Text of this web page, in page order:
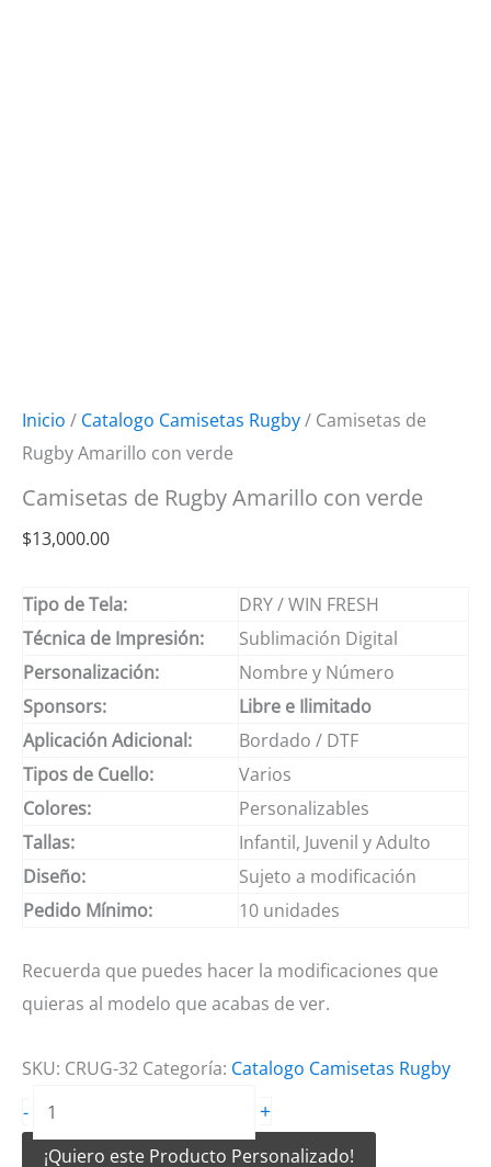
Inicio / Catalogo Camisetas Rugby/ Camisetas de
Rugby Amarillo con verde
Camisetas de Rugby Amarillo con verde
$13,000.00
Tipo de Tela:
DRY / WIN FRESH
Técnica de Impresión:
Sublimación Digital
Personalización:
Nombre y Número
Sponsors:
Libre e Ilimitado
Aplicación Adicional:
Bordado / DTF
Tipos de Cuello:
Varios
Colores:
Personalizables
Tallas:
Infantil, Juvenil y Adulto
Diseño:
Sujeto a modificación
Pedido Mínimo:
10 unidades
Recuerda que puedes hacer la modificaciones que
quieras al modelo que acabas de ver.
SKU: CRUG-32 Categoría: Catalogo Camisetas Rugby
-
Camisetas
de
+
¡Quiero este Producto Personalizado!